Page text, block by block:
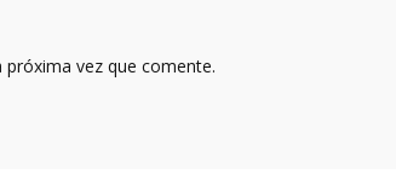
vez que comente.